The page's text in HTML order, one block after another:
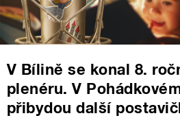
V Bílině se konal 8.
plenéru. V
přibydou další